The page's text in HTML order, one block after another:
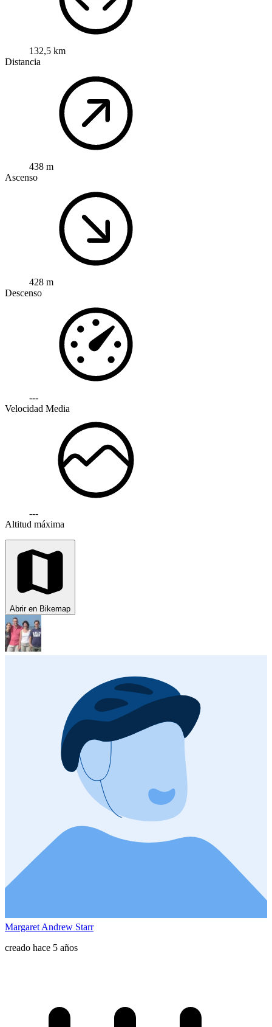
132,5 km
Distancia
438 m
Ascenso
428 m
Descenso
---
Velocidad Media
---
Altitud máxima
Abrir en Bikemap
Margaret Andrew Starr
creado hace 5 años